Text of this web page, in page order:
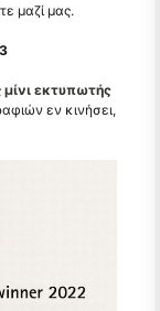
μαζί μας.
μίνι εκτυπωτής
εν κινήσει,